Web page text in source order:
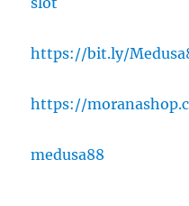
https://bit.ly/
https://
medusa88